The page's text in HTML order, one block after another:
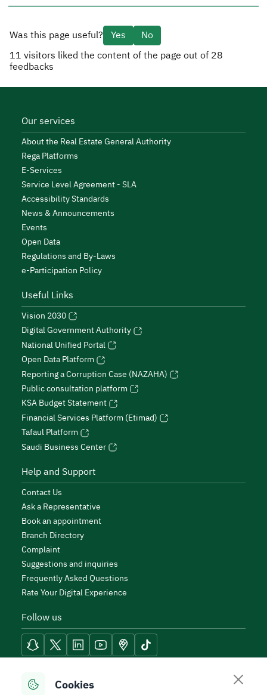
Cookies
Was this page useful? Yes
No
11 visitors liked the content of the page out of 28
feedbacks
Our services
About the Real Estate General Authority
Rega Platforms
E-Services
Service Level Agreement - SLA
Accessibility Standards
News & Announcements
Events
Open Data
Regulations and By-Laws
e-Participation Policy
Useful Links
Vision 2030
Digital Government Authority
National Unified Portal
Open Data Platform
Reporting a Corruption Case (NAZAHA)
Public consultation platform
KSA Budget Statement
Financial Services Platform (Etimad)
Tafaul Platform
Saudi Business Center
Help and Support
Contact Us
Ask a Representative
Book an appointment
Branch Directory
Complaint
Suggestions and inquiries
Frequently Asked Questions
Rate Your Digital Experience
Follow us
Reach Tools